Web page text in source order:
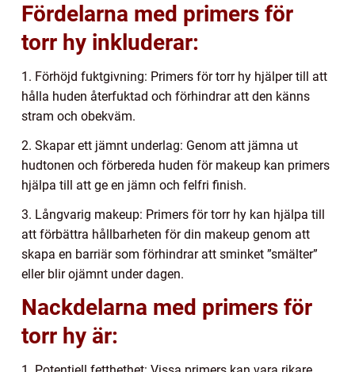
Fördelarna med primers för
torr hy inkluderar:
1. Förhöjd fuktgivning: Primers för torr hy hjälper till att
hålla huden återfuktad och förhindrar att den känns
stram och obekväm.
2. Skapar ett jämnt underlag: Genom att jämna ut
hudtonen och förbereda huden för makeup kan primers
hjälpa till att ge en jämn och felfri finish.
3. Långvarig makeup: Primers för torr hy kan hjälpa till
att förbättra hållbarheten för din makeup genom att
skapa en barriär som förhindrar att sminket ”smälter”
eller blir ojämnt under dagen.
Nackdelarna med primers för
torr hy är: